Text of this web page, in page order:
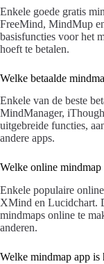
Enkele goede gratis
FreeMind, MindMup
basisfuncties voor het
hoeft te betalen.
Welke betaalde
Enkele van de beste
MindManager,
uitgebreide functies,
andere apps.
Welke online
Enkele populaire
XMind en Lucidchart.
mindmaps online te
anderen.
Welke mindmap app is